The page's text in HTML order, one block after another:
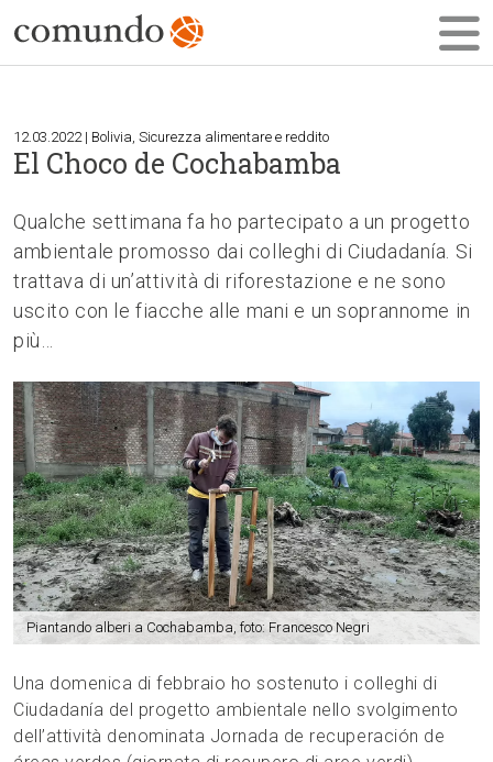
12.03.2022 | Bolivia, Sicurezza alimentare e reddito
El Choco de Cochabamba
Qualche settimana fa ho partecipato a un progetto
ambientale promosso dai colleghi di Ciudadanía. Si
trattava di un’attività di riforestazione e ne sono
uscito con le fiacche alle mani e un soprannome in
più…
Piantando alberi a Cochabamba, foto: Francesco Negri
Una domenica di febbraio ho sostenuto i colleghi di
Ciudadanía del progetto ambientale nello svolgimento
dell’attività denominata Jornada de recuperación de